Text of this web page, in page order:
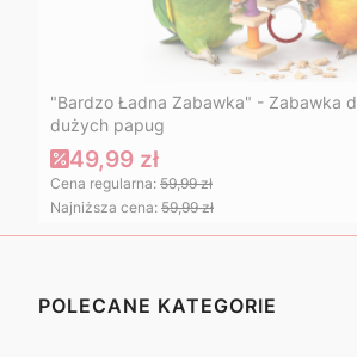
"Bardzo Ładna Zabawka" - Zabawka
dużych papug
49,99 zł
Cena regularna: 59,99 zł
Najniższa cena: 59,99 zł
Linki w stopce
POLECANE KATEGORIE